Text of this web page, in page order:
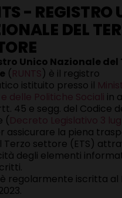
- REGISTRO
DEL
Unico Nazionale del
(RUNTS) è il registro
istituito presso il
delle Politiche Sociali in
45 e segg. del Codice
(Decreto Legislativo 3
assicurare la piena
Terzo settore (ETS)
degli elementi
è regolarmente iscritta al